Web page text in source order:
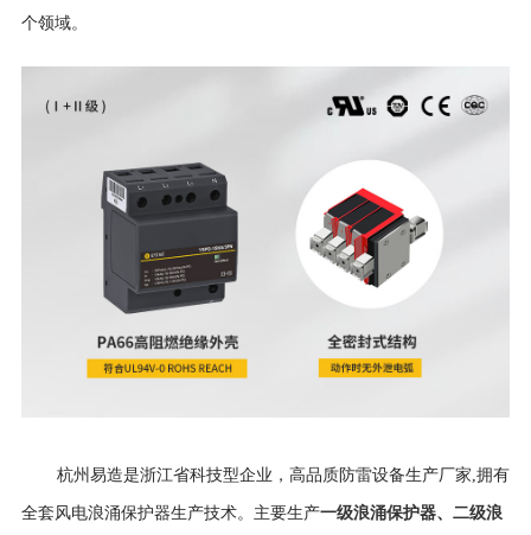
个领域。
杭州易造是浙江省科技型企业，高品质防雷设备生产厂家,拥有
全套风电浪涌保护器生产技术。主要生产一级浪涌保护器、 二级浪